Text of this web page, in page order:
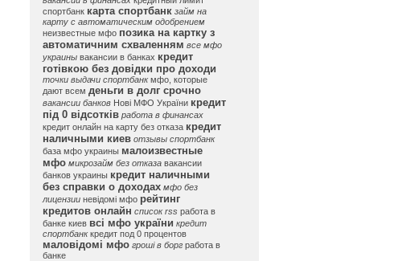
спортбанк карта спортбанк займ на
карту с автоматическим одобрением
неизвестные мфо позика на картку з
автоматичним схваленням все мфо
украины вакансии в банках кредит
готівкою без довідки про доходи
точки выдачи спортбанк мфо, которые
дают всем деньги в долг срочно
вакансии банков Нові МФО України кредит
під 0 відсотків работа в финансах
кредит онлайн на карту без отказа кредит
наличными киев отзывы спортбанк
база мфо украины малоизвестные
мфо микрозайм без отказа вакансии
банков украины кредит наличными
без справки о доходах мфо без
лицензии невідомі мфо рейтинг
кредитов онлайн список rss работа в
банке киев всі мфо україни кредит
спортбанк кредит под 0 процентов
маловідомі мфо гроші в борг работа в
банке